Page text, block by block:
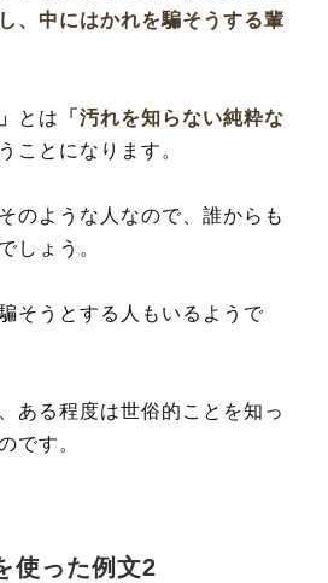
、中にはかれを騙そうする輩
とは
「汚れを知らない純粋な
ことになります。
のような人なので、誰からも
しょう。
そうとする人もいるようで
ある程度は世俗的ことを知っ
です。
使った例文2